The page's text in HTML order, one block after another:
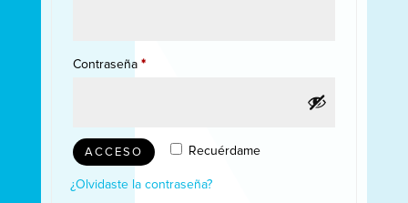
Contraseña *Obligatorio
Recuérdame
ACCESO
¿Olvidaste la contraseña?